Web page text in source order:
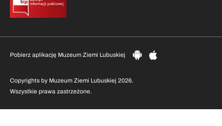
Copyrights by Muzeum Ziemi Lubuskiej 2026.
Wszystkie prawa zastrzeżone.
Pobierz aplikację Muzeum Ziemi Lubuskiej